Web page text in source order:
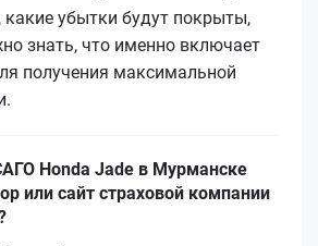
убытки будут покрыты,
знать, что именно включает
получения максимальной
Honda Jade в Мурманске
или сайт страховой компании